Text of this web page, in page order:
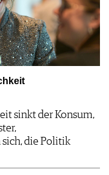
sinkt der Konsum,
sich, die Politik